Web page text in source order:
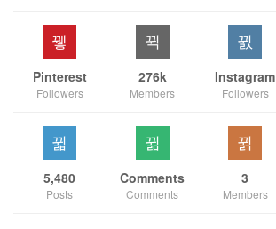
Pinterest
Followers
276k
Members
Instagram
Followers
5,480
Posts
Comments
Comments
3
Members